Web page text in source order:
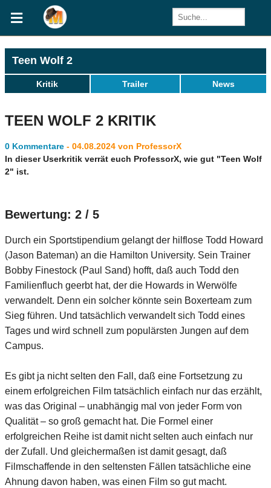
Teen Wolf 2
Kritik Trailer News
TEEN WOLF 2 KRITIK
0 Kommentare - 04.08.2024 von ProfessorX
In dieser Userkritik verrät euch ProfessorX, wie gut "Teen Wolf
2" ist.
Bewertung: 2 / 5
Durch ein Sportstipendium gelangt der hilflose Todd Howard
(Jason Bateman) an die Hamilton University. Sein Trainer
Bobby Finestock (Paul Sand) hofft, daß auch Todd den
Familienfluch geerbt hat, der die Howards in Werwölfe
verwandelt. Denn ein solcher könnte sein Boxerteam zum
Sieg führen. Und tatsächlich verwandelt sich Todd eines
Tages und wird schnell zum populärsten Jungen auf dem
Campus.
Es gibt ja nicht selten den Fall, daß eine Fortsetzung zu
einem erfolgreichen Film tatsächlich einfach nur das erzählt,
was das Original – unabhängig mal von jeder Form von
Qualität – so groß gemacht hat. Die Formel einer
erfolgreichen Reihe ist damit nicht selten auch einfach nur
der Zufall. Und gleichermaßen ist damit gesagt, daß
Filmschaffende in den seltensten Fällen tatsächliche eine
Ahnung davon haben, was einen Film so gut macht.